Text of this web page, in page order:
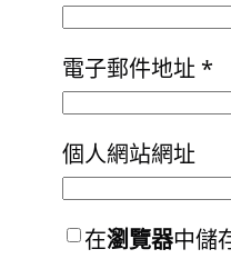
電子郵件地址 *
個人網站網址
在瀏覽器中儲